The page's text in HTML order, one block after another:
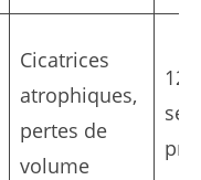
Cicatrices
atrophiques,
pertes de
volume